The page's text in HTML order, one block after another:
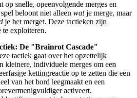
op snelle, opeenvolgende merges en
beloont niet alleen watje merge, maar
je het merget. Deze tactieken zijn
te exploiteren.
De "Brainrot Cascade"
tactiek gaat over het opzettelijk
kleinere, individuele merges om een
kettingreactie op te zetten die een
van het bord leegmaakt en een
activeert.